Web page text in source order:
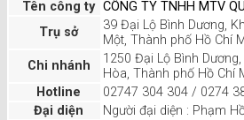
Tên công ty CÔNG TY TNHH MTV
Trụ sở
39 Đại Lộ Bình Dương,
Một, Thành phố Hồ Chí
Chi nhánh
1250 Đại Lộ Bình
Hòa, Thành phố Hồ Chí
Hotline
02747 304 304 / 0274
Đại diện
Người đại diện : Phạm